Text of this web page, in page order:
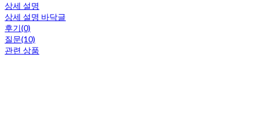
상세 설명
상세 설명 바닥글
후기(0)
질문(10)
관련 상품